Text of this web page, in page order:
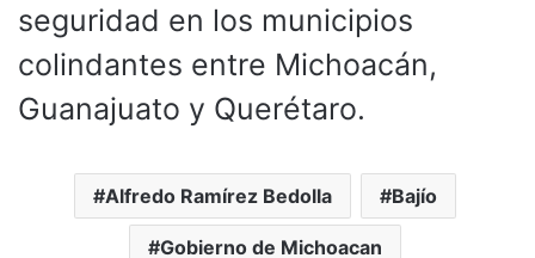
seguridad en los municipios
colindantes entre Michoacán,
Guanajuato y Querétaro.
Alfredo Ramírez Bedolla Bajío
Gobierno de Michoacan